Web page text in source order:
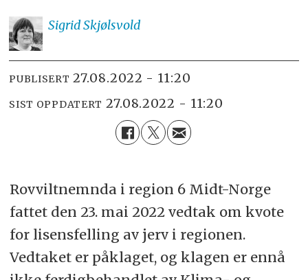
SigridSkjølsvold
PUBLISERT 27.08.2022 - 11:20
SIST OPPDATERT 27.08.2022 - 11:20
Rovviltnemnda i region 6 Midt-Norge
fattet den 23. mai 2022 vedtak om kvote
for lisensfelling av jerv i regionen.
Vedtaket er påklaget, og klagen er ennå